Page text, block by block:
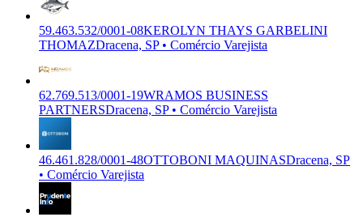
59.463.532/0001-08KEROLYN THAYS GARBELINI
THOMAZDracena, SP • Comércio Varejista
62.769.513/0001-19WRAMOS BUSINESS
PARTNERSDracena, SP • Comércio Varejista
46.461.828/0001-48OTTOBONI MAQUINASDracena, SP
• Comércio Varejista